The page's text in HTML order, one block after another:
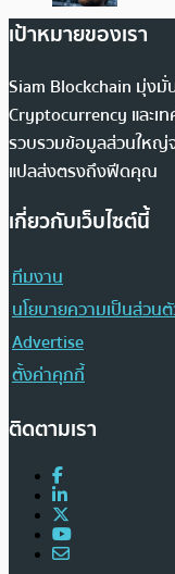
เป้าหมายของเรา
Siam Blockchain มุ่งมั่
Cryptocurrency และเ
รวบรวมข้อมูลส่วนใหญ่จ
แปลส่งตรงถึงฟีดคุณ
เกี่ยวกับเว็บไซต์นี้
ทีมงาน
นโยบายความเป็นส่วน
Advertise
ตั้งค่าคุกกี้
ติดตามเรา